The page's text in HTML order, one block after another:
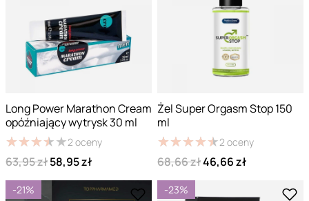
Long Power Marathon Cream
opóźniający wytrysk 30 ml
★★★★★
★★★★★2 oceny
63,95 zł58,95 zł
Żel Super Orgasm Stop 150
ml
★★★★★
★★★★★2 oceny
68,66 zł46,66 zł
-21% -23%